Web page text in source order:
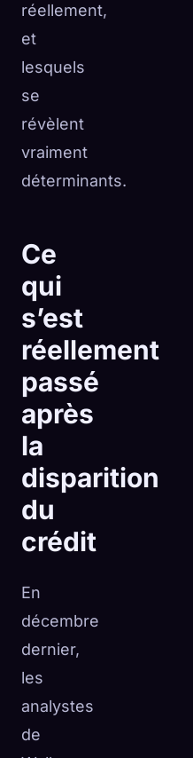
réellement,
et
lesquels
se
révèlent
vraiment
déterminants.
Ce
qui
s’est
réellement
passé
après
la
disparition
du
crédit
En
décembre
dernier,
les
analystes
de